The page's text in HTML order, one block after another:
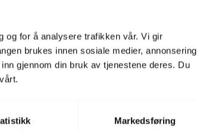
og for å analysere trafikken vår. Vi gir
brukes innen sosiale medier, annonsering
gjennom din bruk av tjenestene deres. Du
Markedsføring
underblad til Felco 6 og 12
Felco